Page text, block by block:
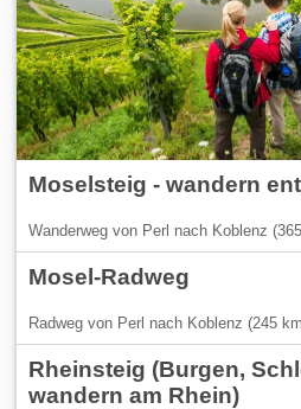
Moselsteig - wandern
Wanderweg von Perl nach Koblenz
Mosel-Radweg
Radweg von Perl nach Koblenz (245
Rheinsteig (Burgen,
wandern am Rhein)